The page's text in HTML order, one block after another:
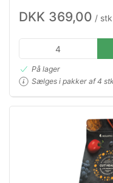
DKK 369,00 / stk
På lager
Sælges i pakker af 4